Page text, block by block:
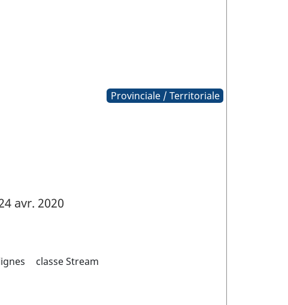
Provinciale / Territoriale
avr. 2020
classe Stream